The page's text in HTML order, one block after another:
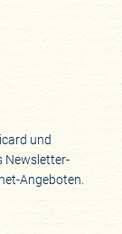
und
Newsletter-
Angeboten.